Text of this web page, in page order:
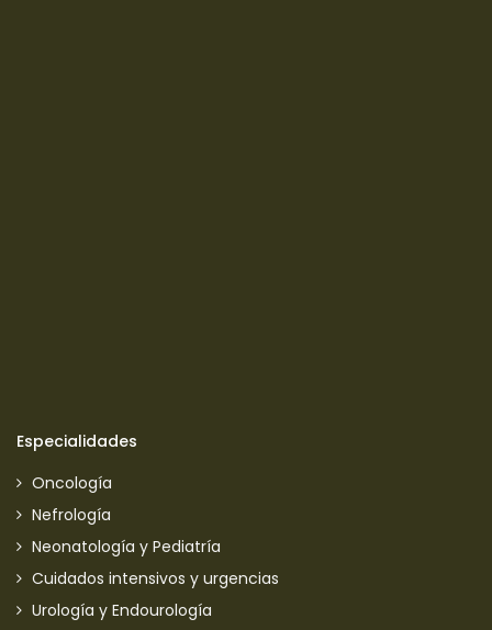
Especialidades
Oncología
Nefrología
Neonatología y Pediatría
Cuidados intensivos y urgencias
Urología y Endourología